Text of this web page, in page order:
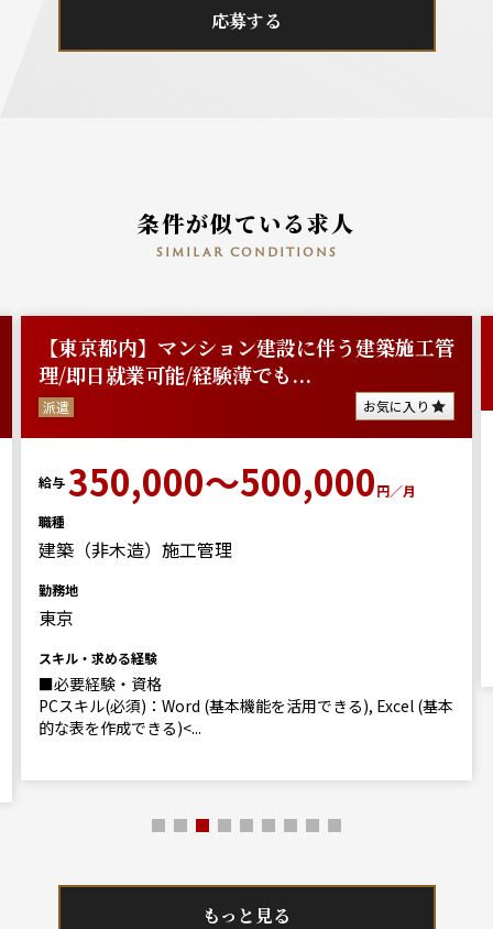
応募する
条件が似ている求人
similar conditions
【東京都内】マンション建設に伴う建築施工管
理/即日就業可能/経験薄でも...
派遣 お気に入り
給与350,000～500,000円／月
職種
建築（非木造）施工管理
勤務地
東京
スキル・求める経験
■必要経験・資格
PCスキル(必須)：Word (基本機能を活用できる), Excel (基本
的な表を作成できる)<...
もっと見る